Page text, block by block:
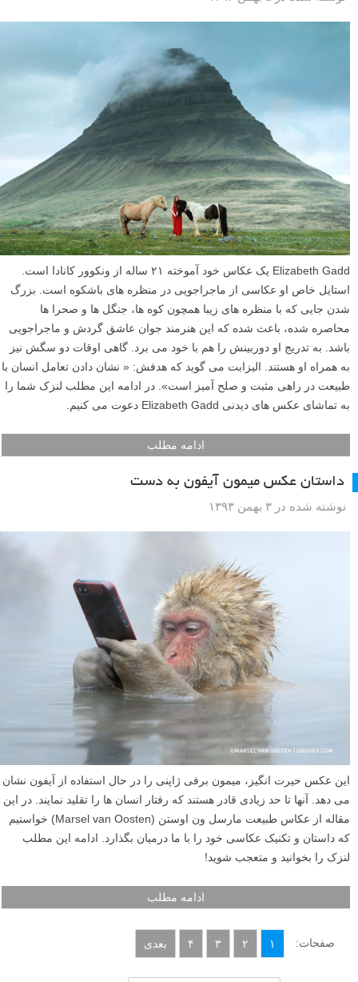
Elizabeth Gadd یک عکاس خود آموخته ۲۱ ساله از ونکوور کانادا است.
استایل خاص او عکاسی از ماجراجویی در منظره های باشکوه است. بزرگ
شدن جایی که با منظره های زیبا همچون کوه ها، جنگل ها و صحرا ها
محاصره شده، باعث شده که این هنرمند جوان عاشق گردش و ماجراجویی
باشد. به تدریج او دوربینش را هم با خود می برد. گاهی اوقات دو سگش نیز
به همراه او هستند. الیزابت می گوید که هدفش: « نشان دادن تعامل انسان با
طبیعت در راهی مثبت و صلح آمیز است». در ادامه این مطلب لنزک شما را
به تماشای عکس های دیدنی Elizabeth Gadd دعوت می کنیم.
ادامه مطلب
داستان عکس میمون آیفون به دست
نوشته شده در ۳ بهمن ۱۳۹۳
این عکس حیرت انگیز، میمون برفی ژاپنی را در حال استفاده از آیفون نشان
می دهد. آنها تا حد زیادی قادر هستند که رفتار انسان ها را تقلید نمایند. در این
مقاله از عکاس طبیعت مارسل ون اوستن (Marsel van Oosten) خواستیم
که داستان و تکنیک عکاسی خود را با ما درمیان بگذارد. ادامه این مطلب
لنزک را بخوانید و متعجب شوید!
ادامه مطلب
صفحات: ۱ ۲ ۳ ۴ بعدی